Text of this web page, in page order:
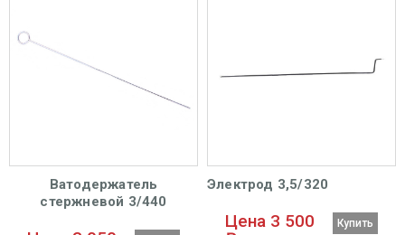
Ватодержатель
стержневой 3/440
Электрод 3,5/320
Цена 3 500
Купить